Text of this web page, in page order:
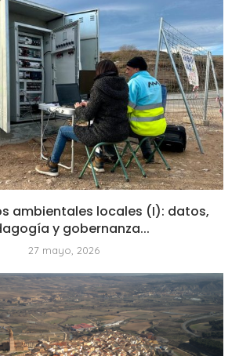
ambientales locales (I): datos,
y gobernanza...
27 mayo, 2026